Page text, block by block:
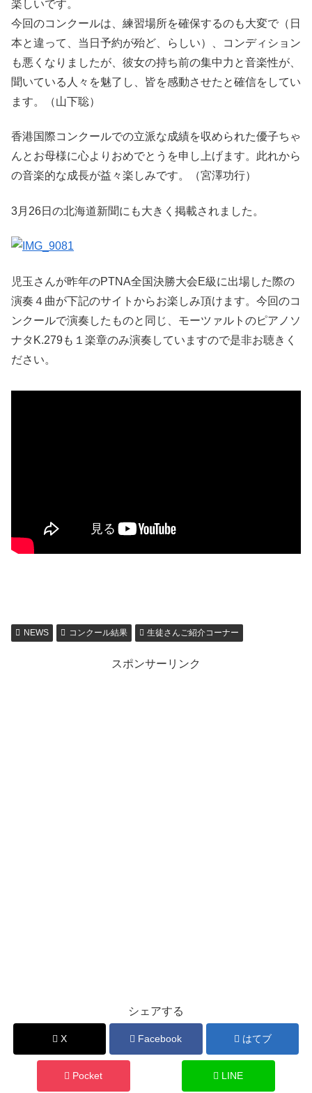
楽しいです。
今回のコンクールは、練習場所を確保するのも大変で（ 日
本と違って、当日予約が殆ど、らしい）、
コンディション
も悪くなりましたが、 彼女の持ち前の集中力と音楽性が、
聞いている人々を魅了し、 皆を感動させたと確信をしてい
ます。（山下聡）
香港国際コンクールでの立派な成績を収められた優子ちゃ
んとお母様に心よりおめでとうを申し上げます。 此れから
の音楽的な成長が益々楽しみです。（宮澤功行）
3月26日の北海道新聞にも大きく掲載されました。
児玉さんが昨年のPTNA全国決勝大会E級に出場した際の
演奏４曲が下記のサイトからお楽しみ頂けます。今回のコ
ンクールで演奏したものと同じ、モーツァルトのピアノソ
ナタK.279も１楽章のみ演奏していますので是非お聴きく
ださい。
NEWS コンクール結果 生徒さんご紹介コーナー
スポンサーリンク
シェアする
X Facebook はてブ
Pocket LINE